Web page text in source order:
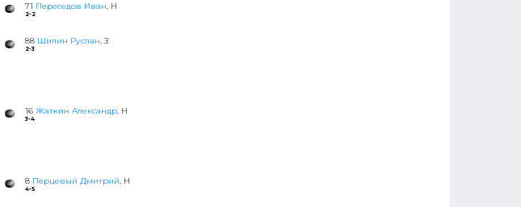
71 Переседов Иван, Н
2-2
88 Шилин Руслан, З
2-3
16 Жаткин Александр, Н
3-4
8 Перцевый Дмитрий, Н
4-5